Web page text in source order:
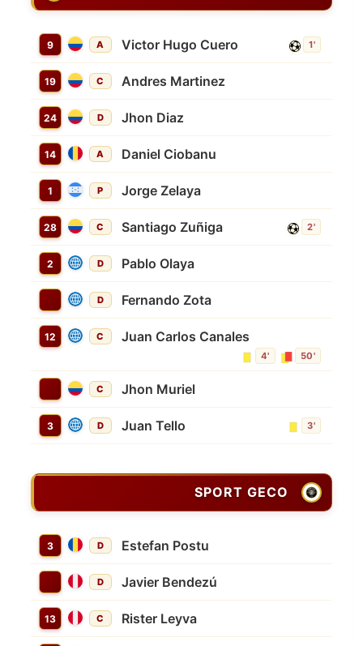
9 A Victor Hugo Cuero 1'
19 C Andres Martinez
24 D Jhon Diaz
14 A Daniel Ciobanu
1 P Jorge Zelaya
28 C Santiago Zuñiga 2'
2 D Pablo Olaya
D Fernando Zota
12 C Juan Carlos Canales
4' 50'
C Jhon Muriel
3 D Juan Tello 3'
SPORT GECO
3 D Estefan Postu
D Javier Bendezú
13 C Rister Leyva